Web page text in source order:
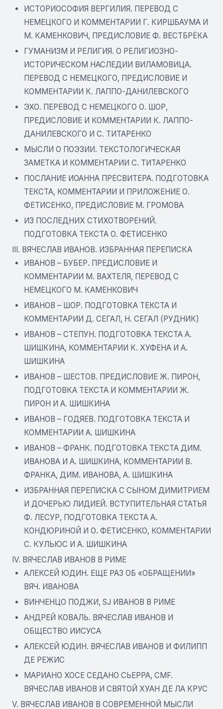
ИСТОРИОСОФИЯ ВЕРГИЛИЯ. ПЕРЕВОД С
НЕМЕЦКОГО И КОММЕНТАРИИ Г. КИРШБАУМА И
М. КАМЕНКОВИЧ, ПРЕДИСЛОВИЕ Ф. ВЕСТБРЁКА
ГУМАНИЗМ И РЕЛИГИЯ. О РЕЛИГИОЗНО-
ИСТОРИЧЕСКОМ НАСЛЕДИИ ВИЛАМОВИЦА.
ПЕРЕВОД С НЕМЕЦКОГО, ПРЕДИСЛОВИЕ И
КОММЕНТАРИИ К. ЛАППО-ДАНИЛЕВСКОГО
ЭХО. ПЕРЕВОД С НЕМЕЦКОГО О. ШОР,
ПРЕДИСЛОВИЕ И КОММЕНТАРИИ К. ЛАППО-
ДАНИЛЕВСКОГО И С. ТИТАРЕНКО
МЫСЛИ О ПОЭЗИИ. ТЕКСТОЛОГИЧЕСКАЯ
ЗАМЕТКА И КОММЕНТАРИИ С. ТИТАРЕНКО
ПОСЛАНИЕ ИОАННА ПРЕСВИТЕРА. ПОДГОТОВКА
ТЕКСТА, КОММЕНТАРИИ И ПРИЛОЖЕНИЕ О.
ФЕТИСЕНКО, ПРЕДИСЛОВИЕ М. ГРОМОВА
ИЗ ПОСЛЕДНИХ СТИХОТВОРЕНИЙ.
ПОДГОТОВКА ТЕКСТА О. ФЕТИСЕНКО
III. ВЯЧЕСЛАВ ИВАНОВ. ИЗБРАННАЯ ПЕРЕПИСКА
ИВАНОВ – БУБЕР. ПРЕДИСЛОВИЕ И
КОММЕНТАРИИ М. ВАХТЕЛЯ, ПЕРЕВОД С
НЕМЕЦКОГО М. КАМЕНКОВИЧ
ИВАНОВ – ШОР. ПОДГОТОВКА ТЕКСТА И
КОММЕНТАРИИ Д. СЕГАЛ, Н. СЕГАЛ (РУДНИК)
ИВАНОВ – СТЕПУН. ПОДГОТОВКА ТЕКСТА А.
ШИШКИНА, КОММЕНТАРИИ К. ХУФЕНА И А.
ШИШКИНА
ИВАНОВ – ШЕСТОВ. ПРЕДИСЛОВИЕ Ж. ПИРОН,
ПОДГОТОВКА ТЕКСТА И КОММЕНТАРИИ Ж.
ПИРОН И А. ШИШКИНА
ИВАНОВ – ГОДЯЕВ. ПОДГОТОВКА ТЕКСТА И
КОММЕНТАРИИ А. ШИШКИНА
ИВАНОВ – ФРАНК. ПОДГОТОВКА ТЕКСТА ДИМ.
ИВАНОВА И А. ШИШКИНА, КОММЕНТАРИИ В.
ФРАНКА, ДИМ. ИВАНОВА, А. ШИШКИНА
ИЗБРАННАЯ ПЕРЕПИСКА С СЫНОМ ДИМИТРИЕМ
И ДОЧЕРЬЮ ЛИДИЕЙ. ВСТУПИТЕЛЬНАЯ СТАТЬЯ
Ф. ЛЕСУР, ПОДГОТОВКА ТЕКСТА А.
КОНДЮРИНОЙ И О. ФЕТИСЕНКО, КОММЕНТАРИИ
С. КУЛЬЮС И А. ШИШКИНА
IV. ВЯЧЕСЛАВ ИВАНОВ В РИМЕ
АЛЕКСЕЙ ЮДИН. ЕЩЕ РАЗ ОБ «ОБРАЩЕНИИ»
ВЯЧ. ИВАНОВА
ВИНЧЕНЦО ПОДЖИ, SJ ИВАНОВ В РИМЕ
АНДРЕЙ КОВАЛЬ. ВЯЧЕСЛАВ ИВАНОВ И
ОБЩЕСТВО ИИСУСА
АЛЕКСЕЙ ЮДИН. ВЯЧЕСЛАВ ИВАНОВ И ФИЛИПП
ДЕ РЕЖИС
МАРИАНО ХОСЕ СЕДАНО СЬЕРРА, CMF.
ВЯЧЕСЛАВ ИВАНОВ И СВЯТОЙ ХУАН ДЕ ЛА КРУС
V. ВЯЧЕСЛАВ ИВАНОВ В СОВРЕМЕННОЙ МЫСЛИ